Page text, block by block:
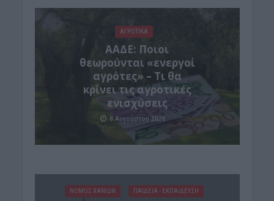
ΑΓΡΟΤΙΚΑ
ΑΑΔΕ: Ποιοι
θεωρούνται «ενεργοί
αγρότες» – Τι θα
κρίνει τις αγροτικές
ενισχύσεις
8 Αυγούστου 2026
ΝΟΜΌΣ ΧΑΝΊΩΝ ΠΑΙΔΕΙΑ - ΕΚΠΑΙΔΕΥΣΗ